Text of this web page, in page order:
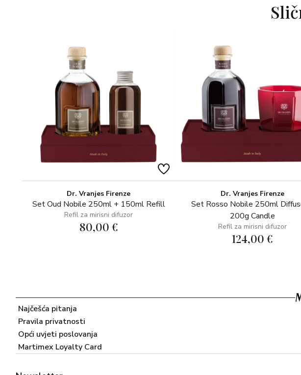
Dr. Vranjes Firenze
Set Oud Nobile 250ml + 150ml Refill
Refil za mirisni difuzor
80,00 €
Dr. Vranjes Firenze
Set Rosso Nobile 250ml
200g Candle
Refil za mirisni difuzor
124,00 €
Najčešća pitanja
Pravila privatnosti
Opći uvjeti poslovanja
Martimex Loyalty Card